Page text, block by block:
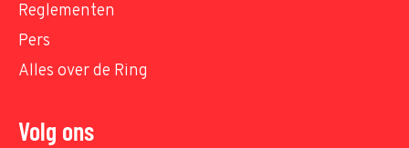
Reglementen
Pers
Alles over de Ring
Volg ons